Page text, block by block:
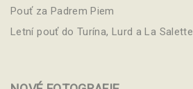
Pouť za Padrem Piem
Letní pouť do Turína, Lurd a La Salette